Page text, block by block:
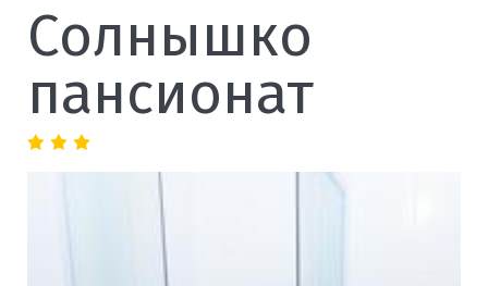
Солнышко
пансионат